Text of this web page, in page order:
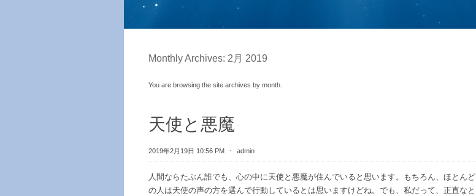
Monthly Archives: 2月 2019
You are browsing the site archives by month.
天使と悪魔
2019年2月19日 10:56 PM ⋅ admin
人間ならたぶん誰でも、心の中に天使と悪魔が住んでいると思います。もちろん、ほとんど
の人は天使の声の方を選んで行動しているとは思いますけどね。でも、私だって、正直なと